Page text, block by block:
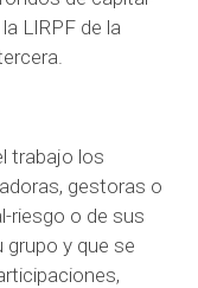
LIRPF de la
trabajo los
gestoras o
riesgo o de sus
y que se